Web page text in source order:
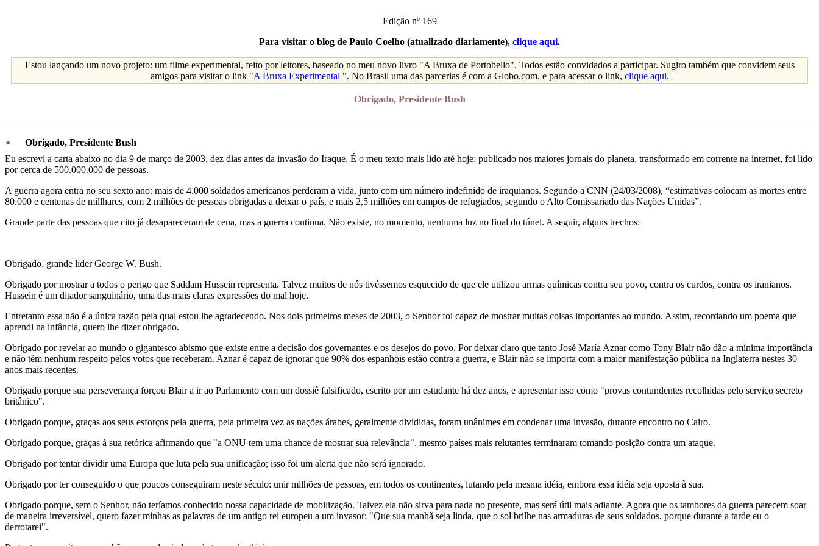
Edição nº 169
Para visitar o blog de Paulo Coelho (atualizado diariamente), clique aqui.
Estou lançando um novo projeto: um filme experimental, feito por leitores, baseado no meu novo livro "A Bruxa de Portobello". Todos estão convidados a participar. Sugiro também que convidem seus
amigos para visitar o link "A Bruxa Experimental ". No Brasil uma das parcerias é com a Globo.com, e para acessar o link, clique aqui.
Obrigado, Presidente Bush
Obrigado, Presidente Bush
Eu escrevi a carta abaixo no dia 9 de março de 2003, dez dias antes da invasão do Iraque. É o meu texto mais lido até hoje: publicado nos maiores jornais do planeta, transformado em corrente na internet, foi lido
por cerca de 500.000.000 de pessoas.
A guerra agora entra no seu sexto ano: mais de 4.000 soldados americanos perderam a vida, junto com um número indefinido de iraquianos. Segundo a CNN (24/03/2008), “estimativas colocam as mortes entre
80.000 e centenas de millhares, com 2 milhões de pessoas obrigadas a deixar o país, e mais 2,5 milhões em campos de refugiados, segundo o Alto Comissariado das Nações Unidas”.
Grande parte das pessoas que cito já desapareceram de cena, mas a guerra continua. Não existe, no momento, nenhuma luz no final do túnel. A seguir, alguns trechos:
Obrigado, grande líder George W. Bush.
Obrigado por mostrar a todos o perigo que Saddam Hussein representa. Talvez muitos de nós tivéssemos esquecido de que ele utilizou armas químicas contra seu povo, contra os curdos, contra os iranianos.
Hussein é um ditador sanguinário, uma das mais claras expressões do mal hoje.
Entretanto essa não é a única razão pela qual estou lhe agradecendo. Nos dois primeiros meses de 2003, o Senhor foi capaz de mostrar muitas coisas importantes ao mundo. Assim, recordando um poema que
aprendi na infância, quero lhe dizer obrigado.
Obrigado por revelar ao mundo o gigantesco abismo que existe entre a decisão dos governantes e os desejos do povo. Por deixar claro que tanto José María Aznar como Tony Blair não dão a mínima importância
e não têm nenhum respeito pelos votos que receberam. Aznar é capaz de ignorar que 90% dos espanhóis estão contra a guerra, e Blair não se importa com a maior manifestação pública na Inglaterra nestes 30
anos mais recentes.
Obrigado porque sua perseverança forçou Blair a ir ao Parlamento com um dossiê falsificado, escrito por um estudante há dez anos, e apresentar isso como "provas contundentes recolhidas pelo serviço secreto
britânico".
Obrigado porque, graças aos seus esforços pela guerra, pela primeira vez as nações árabes, geralmente divididas, foram unânimes em condenar uma invasão, durante encontro no Cairo.
Obrigado porque, graças à sua retórica afirmando que "a ONU tem uma chance de mostrar sua relevância", mesmo países mais relutantes terminaram tomando posição contra um ataque.
Obrigado por tentar dividir uma Europa que luta pela sua unificação; isso foi um alerta que não será ignorado.
Obrigado por ter conseguido o que poucos conseguiram neste século: unir milhões de pessoas, em todos os continentes, lutando pela mesma idéia, embora essa idéia seja oposta à sua.
Obrigado porque, sem o Senhor, não teríamos conhecido nossa capacidade de mobilização. Talvez ela não sirva para nada no presente, mas será útil mais adiante. Agora que os tambores da guerra parecem soar
de maneira irreversível, quero fazer minhas as palavras de um antigo rei europeu a um invasor: "Que sua manhã seja linda, que o sol brilhe nas armaduras de seus soldados, porque durante a tarde eu o
derrotarei".